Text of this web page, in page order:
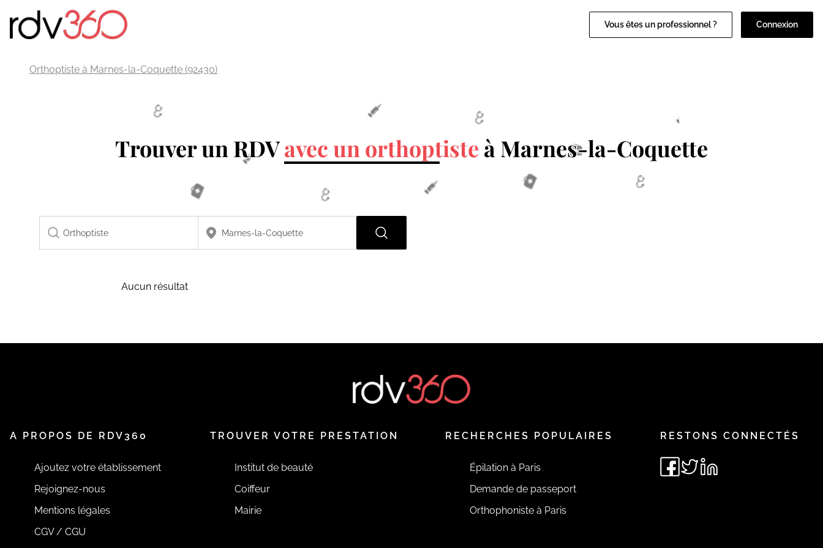
Vous êtes un professionnel ? Connexion
Orthoptiste à Marnes-la-Coquette (92430)
Trouver un RDVavec un orthoptiste à Marnes-la-Coquette
Aucun résultat
A PROPOS DE RDV360
Ajoutez votre établissement
Rejoignez-nous
Mentions légales
CGV / CGU
TROUVER VOTRE PRESTATION
Institut de beauté
Coiffeur
Mairie
RECHERCHES POPULAIRES
Épilation à Paris
Demande de passeport
Orthophoniste à Paris
RESTONS CONNECTÉS